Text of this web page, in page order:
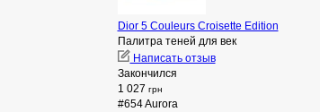
Dior 5 Couleurs Croisette Edition
Палитра теней для век
Написать отзыв
Закончился
1 027 грн
#654 Aurora